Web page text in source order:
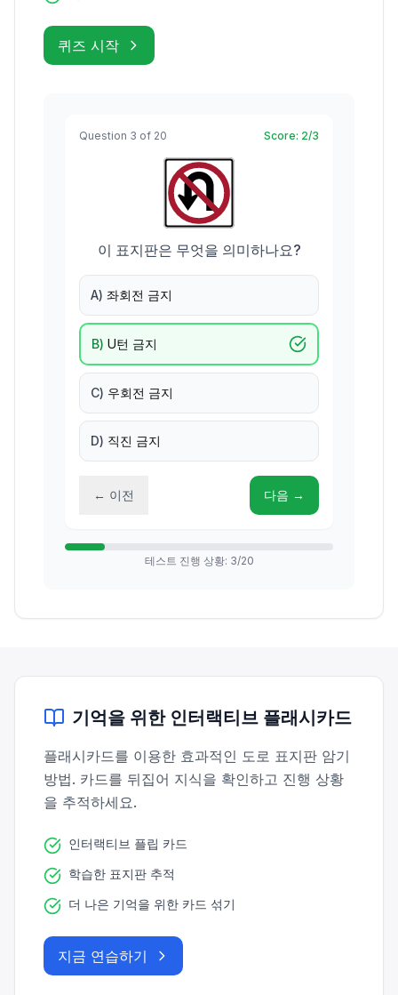
Question 3 of 20 Score: 2/3
이 표지판은 무엇을 의미하나요?
A) 좌회전 금지
B) U턴 금지
C) 우회전 금지
D) 직진 금지
← 이전 다음 →
테스트 진행 상황: 3/20
퀴즈 시작
기억을 위한 인터랙티브 플래시카드
플래시카드를 이용한 효과적인 도로 표지판 암기
방법. 카드를 뒤집어 지식을 확인하고 진행 상황
을 추적하세요.
인터랙티브 플립 카드
학습한 표지판 추적
더 나은 기억을 위한 카드 섞기
지금 연습하기